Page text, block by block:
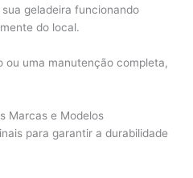
geladeira funcionando
do local.
ou uma manutenção completa,
Marcas e Modelos
para garantir a durabilidade